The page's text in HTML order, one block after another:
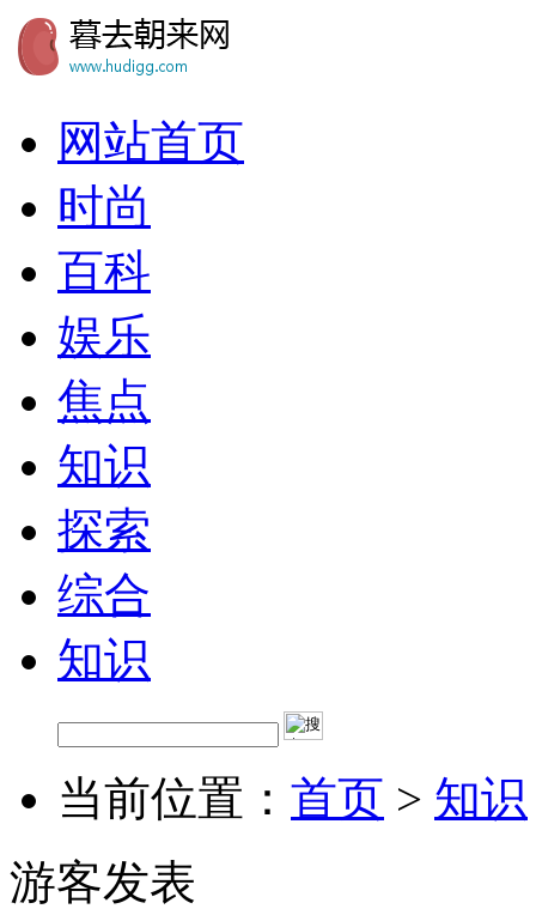
网站首页
时尚
百科
娱乐
焦点
知识
探索
综合
知识
当前位置： 首页 > 知识
游客发表